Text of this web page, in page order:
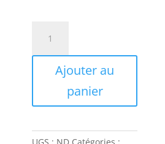
Laine
TorsadéeAjouter au
panier